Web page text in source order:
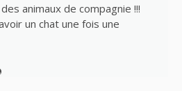
animaux de compagnie !!!
un chat une fois une